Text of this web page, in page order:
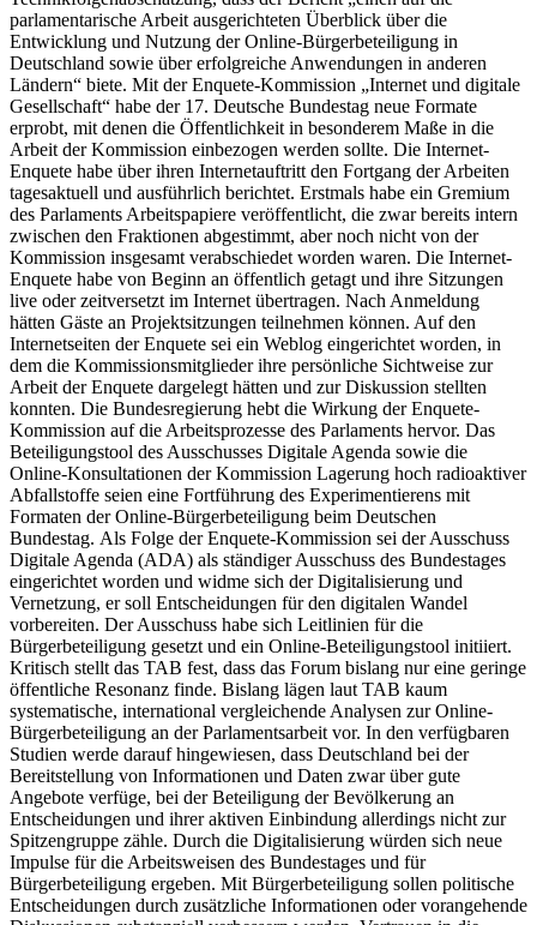
parlamentarische Arbeit ausgerichteten Überblick über die
Entwicklung und Nutzung derOnline-Bürgerbeteiligung in
Deutschland sowie über erfolgreiche Anwendungen in anderen
Ländern“ biete. Mit derEnquete-Kommission „Internet und digitale
Gesellschaft“ habe der 17. Deutsche Bundestag neue Formate
erprobt, mit denen die Öffentlichkeit in besonderem Maße in die
Arbeit der Kommission einbezogen werden sollte. Die Internet-
Enquete habe über ihren Internetauftritt den Fortgang der Arbeiten
tagesaktuell und ausführlich berichtet. Erstmals habe ein Gremium
des Parlaments Arbeitspapiere veröffentlicht, die zwar bereits intern
zwischen den Fraktionen abgestimmt, aber noch nicht von der
Kommission insgesamt verabschiedet worden waren. Die Internet-
Enquete habe von Beginn an öffentlich getagt und ihre Sitzungen
live oder zeitversetzt im Internet übertragen. Nach Anmeldung
hätten Gäste an Projektsitzungen teilnehmen können. Auf den
Internetseiten derEnquete sei ein Weblog eingerichtet worden, in
dem die Kommissionsmitglieder ihre persönliche Sichtweise zur
Arbeit derEnquete dargelegt hätten und zur Diskussion stellten
konnten. Die Bundesregierung hebt die Wirkung der Enquete-
Kommission auf die Arbeitsprozesse des Parlaments hervor. Das
Beteiligungstool des Ausschusses Digitale Agenda sowie die
Online-Konsultationen der Kommission Lagerung hoch radioaktiver
Abfallstoffe seien eine Fortführung des Experimentierens mit
Formaten derOnline-Bürgerbeteiligung beim Deutschen
Bundestag. Als Folge derEnquete-Kommission sei der Ausschuss
Digitale Agenda (ADA) als ständiger Ausschuss des Bundestages
eingerichtet worden und widme sich der Digitalisierung und
Vernetzung, er soll Entscheidungen für den digitalen Wandel
vorbereiten. Der Ausschuss habe sich Leitlinien für die
Bürgerbeteiligung gesetzt und ein Online-Beteiligungstool initiiert.
Kritisch stellt das TAB fest, dass das Forum bislang nur eine geringe
öffentliche Resonanz finde. Bislang lägen laut TAB kaum
systematische, international vergleichende Analysen zurOnline-
Bürgerbeteiligung an der Parlamentsarbeit vor. In den verfügbaren
Studien werde darauf hingewiesen, dass Deutschland bei der
Bereitstellung von Informationen und Daten zwar über gute
Angebote verfüge, bei der Beteiligung der Bevölkerung an
Entscheidungen und ihrer aktiven Einbindung allerdings nicht zur
Spitzengruppe zähle. Durch die Digitalisierung würden sich neue
Impulse für die Arbeitsweisen des Bundestages und für
Bürgerbeteiligung ergeben. Mit Bürgerbeteiligung sollen politische
Entscheidungen durch zusätzliche Informationen oder vorangehende